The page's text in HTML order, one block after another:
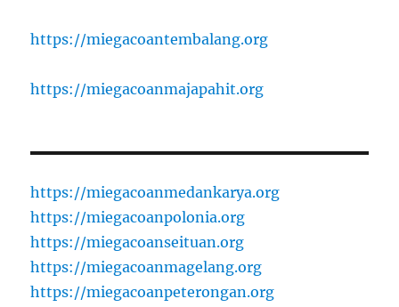
https://miegacoantembalang.org
https://miegacoanmajapahit.org
https://miegacoanmedankarya.org
https://miegacoanpolonia.org
https://miegacoanseituan.org
https://miegacoanmagelang.org
https://miegacoanpeterongan.org